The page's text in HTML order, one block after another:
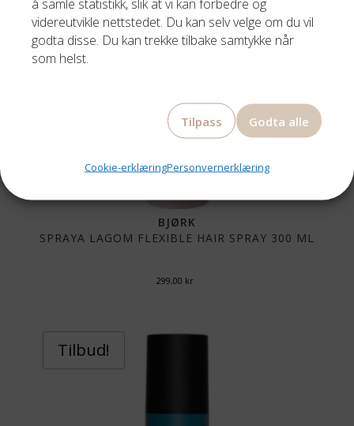
å samle statistikk, slik at vi kan forbedre og
videreutvikle nettstedet. Du kan selv velge om du vil
godta disse. Du kan trekke tilbake samtykke når
som helst.
Godta alle
Tilpass
Cookie-erklæringPersonvernerklæring
BJØRK
SPRAYA LAGOM FLEXIBLE HAIR SPRAY 300 ML
299,00 kr
Tilbud!